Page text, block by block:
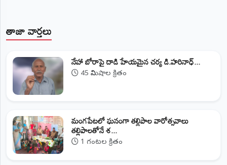
తాజా వార్తలు
నేహా బోరాపై దాడి హేయమైన చర్య డి.హరినాధ్...
45 నిమిషాల క్రితం
మంగపేటలో ఘనంగా తల్లిపాల వారోత్సవాలు
తల్లిపాలతోనే శ...
1 గంటల క్రితం